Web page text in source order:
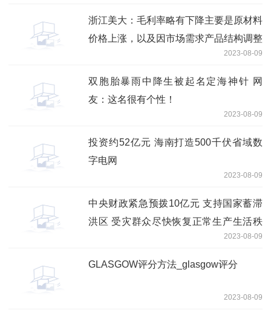
浙江美大：毛利率略有下降主要是原材料
价格上涨，以及因市场需求产品结构调整
2023-08-09
双胞胎暴雨中降生被起名定海神针 网
友：这名很有个性！
2023-08-09
投资约52亿元 海南打造500千伏省域数
字电网
2023-08-09
中央财政紧急预拨10亿元 支持国家蓄滞
洪区 受灾群众尽快恢复正常生产生活秩
2023-08-09
GLASGOW评分方法_glasgow评分
2023-08-09